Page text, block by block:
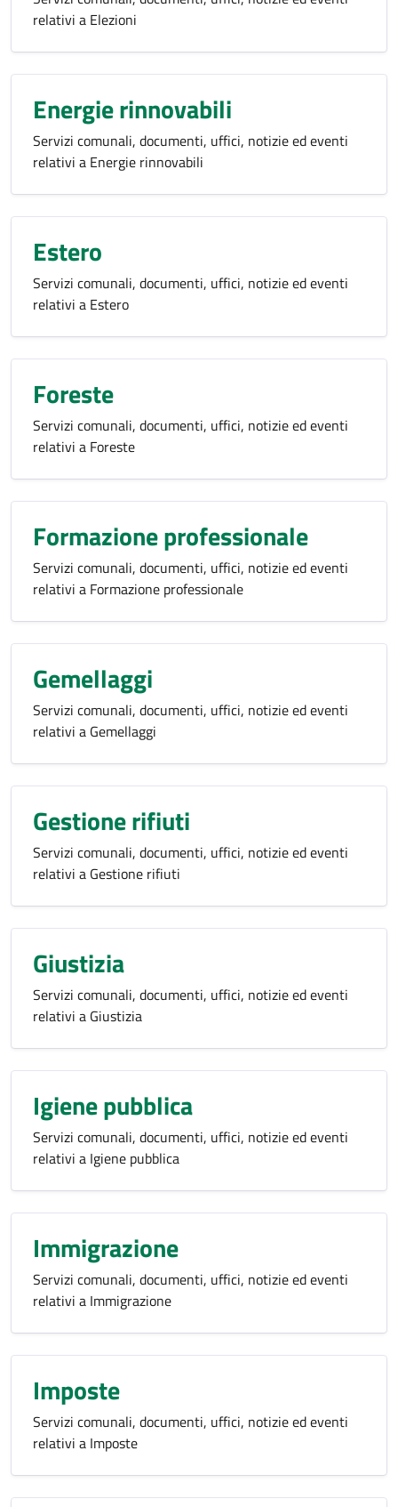
relativi a Elezioni
Energie rinnovabili
Servizi comunali, documenti, uffici, notizie ed eventi
relativi a Energie rinnovabili
Estero
Servizi comunali, documenti, uffici, notizie ed eventi
relativi a Estero
Foreste
Servizi comunali, documenti, uffici, notizie ed eventi
relativi a Foreste
Formazione professionale
Servizi comunali, documenti, uffici, notizie ed eventi
relativi a Formazione professionale
Gemellaggi
Servizi comunali, documenti, uffici, notizie ed eventi
relativi a Gemellaggi
Gestione rifiuti
Servizi comunali, documenti, uffici, notizie ed eventi
relativi a Gestione rifiuti
Giustizia
Servizi comunali, documenti, uffici, notizie ed eventi
relativi a Giustizia
Igiene pubblica
Servizi comunali, documenti, uffici, notizie ed eventi
relativi a Igiene pubblica
Immigrazione
Servizi comunali, documenti, uffici, notizie ed eventi
relativi a Immigrazione
Imposte
Servizi comunali, documenti, uffici, notizie ed eventi
relativi a Imposte